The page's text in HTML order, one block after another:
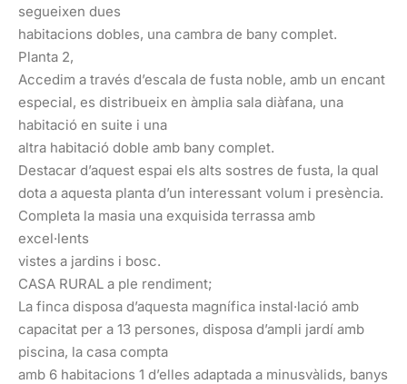
segueixen dues
habitacions dobles, una cambra de bany complet.
Planta 2,
Accedim a través d’escala de fusta noble, amb un encant
especial, es distribueix en àmplia sala diàfana, una
habitació en suite i una
altra habitació doble amb bany complet.
Destacar d’aquest espai els alts sostres de fusta, la qual
dota a aquesta planta d’un interessant volum i presència.
Completa la masia una exquisida terrassa amb
excel·lents
vistes a jardins i bosc.
CASA RURAL a ple rendiment;
La finca disposa d’aquesta magnífica instal·lació amb
capacitat per a 13 persones, disposa d’ampli jardí amb
piscina, la casa compta
amb 6 habitacions 1 d’elles adaptada a minusvàlids, banys